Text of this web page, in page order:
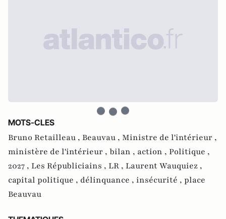
MOTS-CLES
Bruno Retailleau , Beauvau , Ministre de l'intérieur ,
ministère de l'intérieur , bilan , action , Politique ,
2027 , Les Républiciains , LR , Laurent Wauquiez ,
capital politique , délinquance , insécurité , place
Beauvau